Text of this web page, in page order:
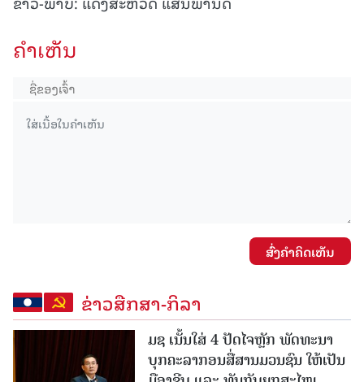
ຄໍາເຫັນ
ສົ່ງຄໍາຄິດເຫັນ
ຂ່າວສືກສາ-ກິລາ
ມຊ ເນັ້ນໃສ່ 4 ປັດໄຈຫຼັກ ພັດທະນາ
ບຸກຄະລາກອນສື່ສານມວນຊົນ ໃຫ້ເປັນ